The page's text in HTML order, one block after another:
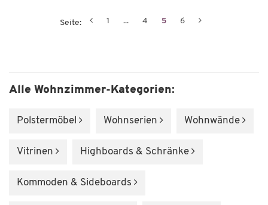
Seite: 1 ... 4 5 6
Alle Wohnzimmer-Kategorien:
Polstermöbel Wohnserien Wohnwände
Vitrinen Highboards & Schränke
Kommoden & Sideboards